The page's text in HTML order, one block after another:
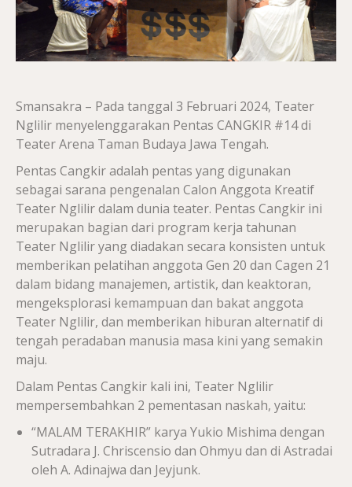
Smansakra – Pada tanggal 3 Februari 2024, Teater
Nglilir menyelenggarakan Pentas CANGKIR #14 di
Teater Arena Taman Budaya Jawa Tengah.
Pentas Cangkir adalah pentas yang digunakan
sebagai sarana pengenalan Calon Anggota Kreatif
Teater Nglilir dalam dunia teater. Pentas Cangkir ini
merupakan bagian dari program kerja tahunan
Teater Nglilir yang diadakan secara konsisten untuk
memberikan pelatihan anggota Gen 20 dan Cagen 21
dalam bidang manajemen, artistik, dan keaktoran,
mengeksplorasi kemampuan dan bakat anggota
Teater Nglilir, dan memberikan hiburan alternatif di
tengah peradaban manusia masa kini yang semakin
maju.
Dalam Pentas Cangkir kali ini, Teater Nglilir
mempersembahkan 2 pementasan naskah, yaitu:
“MALAM TERAKHIR” karya Yukio Mishima dengan
Sutradara J. Chriscensio dan Ohmyu dan di Astradai
oleh A. Adinajwa dan Jeyjunk.